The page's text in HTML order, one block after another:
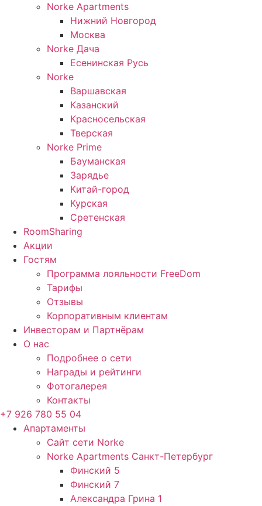
Norke Apartments
Нижний Новгород
Москва
Norke Дача
Есенинская Русь
Norke
Варшавская
Казанский
Красносельская
Тверская
Norke Prime
Бауманская
Зарядье
Китай-город
Курская
Сретенская
RoomSharing
Акции
Гостям
Программа лояльности FreeDom
Тарифы
Отзывы
Корпоративным клиентам
Инвесторам и Партнёрам
О нас
Подробнее о сети
Награды и рейтинги
Фотогалерея
Контакты
+7 926 780 55 04
Апартаменты
Сайт сети Norke
Norke Apartments Санкт-Петербург
Финский 5
Финский 7
Александра Грина 1